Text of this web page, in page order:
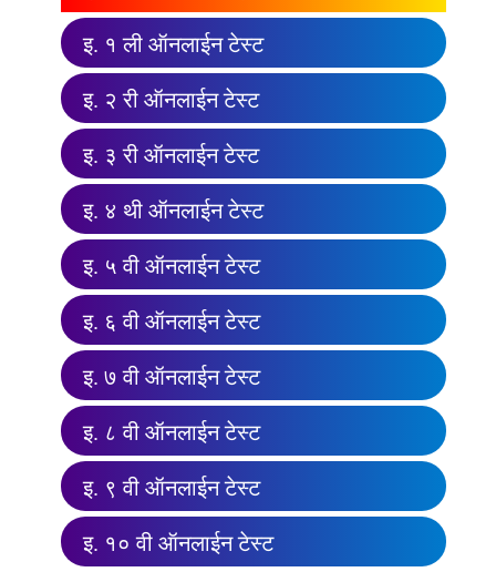
इ. १ ली ऑनलाईन टेस्ट
इ. २ री ऑनलाईन टेस्ट
इ. ३ री ऑनलाईन टेस्ट
इ. ४ थी ऑनलाईन टेस्ट
इ. ५ वी ऑनलाईन टेस्ट
इ. ६ वी ऑनलाईन टेस्ट
इ. ७ वी ऑनलाईन टेस्ट
इ. ८ वी ऑनलाईन टेस्ट
इ. ९ वी ऑनलाईन टेस्ट
इ. १० वी ऑनलाईन टेस्ट